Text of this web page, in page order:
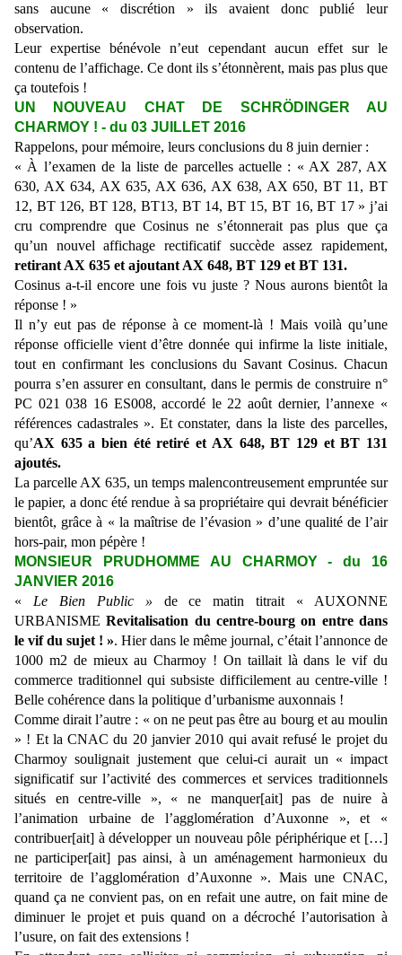
sans aucune « discrétion » ils avaient donc publié leur
observation.
Leur expertise bénévole n’eut cependant aucun effet sur le
contenu de l’affichage. Ce dont ils s’étonnèrent, mais pas plus que
ça toutefois !
UN NOUVEAU CHAT DE SCHRÖDINGER AU
CHARMOY ! - du 03 JUILLET 2016
Rappelons, pour mémoire, leurs conclusions du 8 juin dernier :
« À l’examen de la liste de parcelles actuelle : « AX 287, AX
630, AX 634, AX 635, AX 636, AX 638, AX 650, BT 11, BT
12, BT 126, BT 128, BT13, BT 14, BT 15, BT 16, BT 17 » j’ai
cru comprendre que Cosinus ne s’étonnerait pas plus que ça
qu’un nouvel affichage rectificatif succède assez rapidement,
retirant AX 635 et ajoutant AX 648, BT 129 et BT 131.
Cosinus a-t-il encore une fois vu juste ? Nous aurons bientôt la
réponse ! »
Il n’y eut pas de réponse à ce moment-là ! Mais voilà qu’une
réponse officielle vient d’être donnée qui infirme la liste initiale,
tout en confirmant les conclusions du Savant Cosinus. Chacun
pourra s’en assurer en consultant, dans le permis de construire n°
PC 021 038 16 ES008, accordé le 22 août dernier, l’annexe «
références cadastrales ». Et constater, dans la liste des parcelles,
qu’AX 635 a bien été retiré et AX 648, BT 129 et BT 131
ajoutés.
La parcelle AX 635, un temps malencontreusement empruntée sur
le papier, a donc été rendue à sa propriétaire qui devrait bénéficier
bientôt, grâce à « la maîtrise de l’évasion » d’une qualité de l’air
hors-pair, mon pépère !
MONSIEUR PRUDHOMME AU CHARMOY - du 16
JANVIER 2016
« Le Bien Public » de ce matin titrait « AUXONNE
URBANISMERevitalisation du centre-bourg on entre dans
le vif du sujet ! ». Hier dans le même journal, c’était l’annonce de
1000 m2 de mieux au Charmoy ! On taillait là dans le vif du
commerce traditionnel qui subsiste difficilement au centre-ville !
Belle cohérence dans la politique d’urbanisme auxonnais !
Comme dirait l’autre : « on ne peut pas être au bourg et au moulin
» ! Et la CNAC du 20 janvier 2010 qui avait refusé le projet du
Charmoy soulignait justement que celui-ci aurait un « impact
significatif sur l’activité des commerces et services traditionnels
situés en centre-ville », « ne manquer[ait] pas de nuire à
l’animation urbaine de l’agglomération d’Auxonne », et «
contribuer[ait] à développer un nouveau pôle périphérique et […]
ne participer[ait] pas ainsi, à un aménagement harmonieux du
territoire de l’agglomération d’Auxonne ». Mais une CNAC,
quand ça ne convient pas, on en refait une autre, on fait mine de
diminuer le projet et puis quand on a décroché l’autorisation à
l’usure, on fait des extensions !